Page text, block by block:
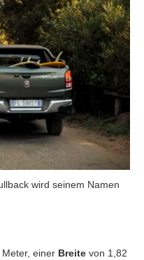
wird seinem Namen
einer Breite von 1,82